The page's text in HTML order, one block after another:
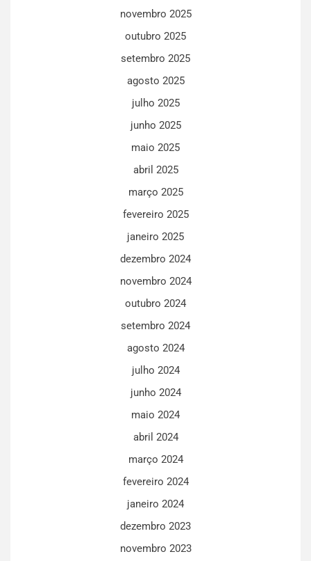
novembro 2025
outubro 2025
setembro 2025
agosto 2025
julho 2025
junho 2025
maio 2025
abril 2025
março 2025
fevereiro 2025
janeiro 2025
dezembro 2024
novembro 2024
outubro 2024
setembro 2024
agosto 2024
julho 2024
junho 2024
maio 2024
abril 2024
março 2024
fevereiro 2024
janeiro 2024
dezembro 2023
novembro 2023